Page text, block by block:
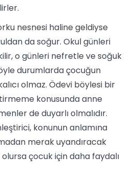
nesnesi haline geldiyse
da soğur. Okul günleri
o günleri nefretle ve soğuk
durumlarda çocuğun
olmaz. Ödevi böylesi bir
konusunda anne
de duyarlı olmalıdır.
konunun anlamına
merak uyandıracak
çocuk için daha faydalı